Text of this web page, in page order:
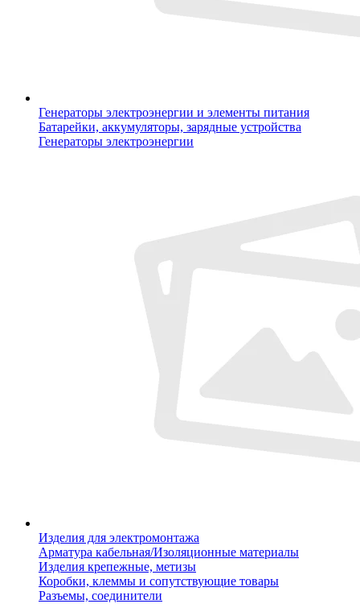
Генераторы электроэнергии и элементы питания
Батарейки, аккумуляторы, зарядные устройства
Генераторы электроэнергии
Изделия для электромонтажа
Арматура кабельная/Изоляционные материалы
Изделия крепежные, метизы
Коробки, клеммы и сопутствующие товары
Разъемы, соединители